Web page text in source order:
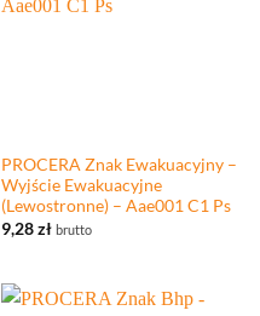
PROCERA Znak Ewakuacyjny –
Wyjście Ewakuacyjne
(Lewostronne) – Aae001 C1 Ps
9,28zł brutto